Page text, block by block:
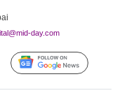
day.com
Follow Us